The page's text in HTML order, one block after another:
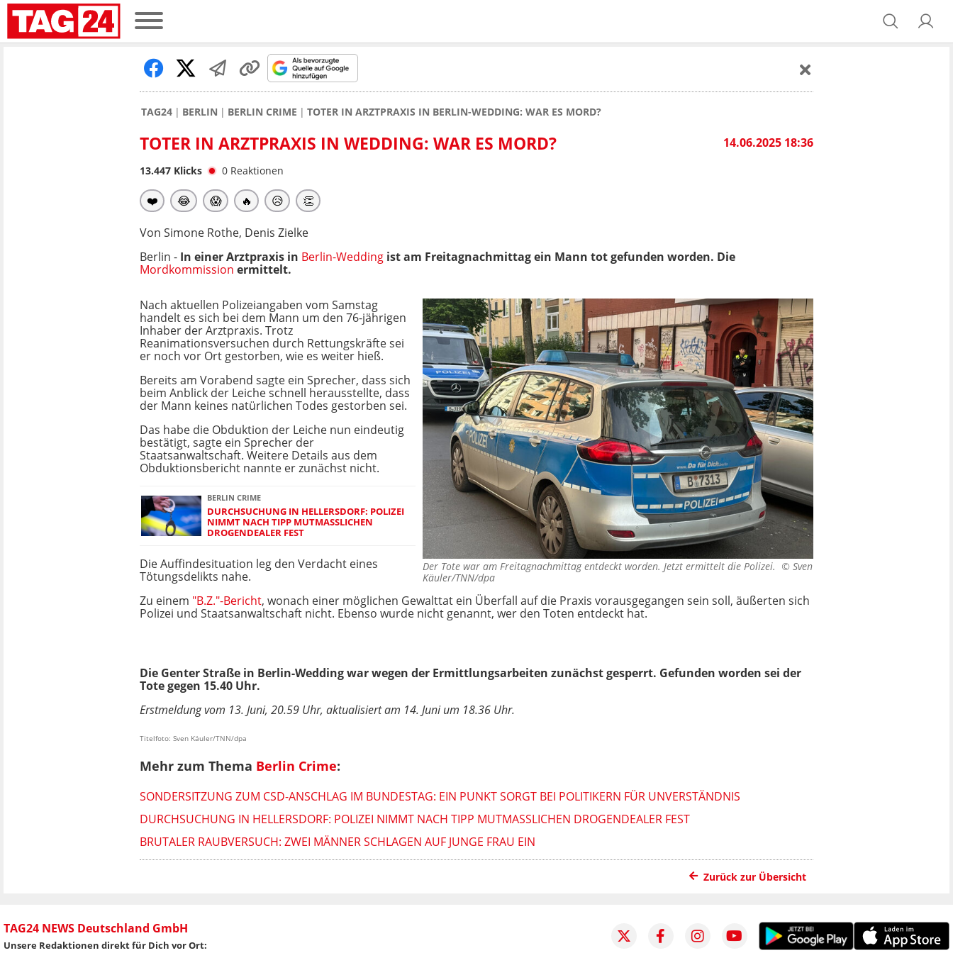
TAG24 BERLIN BERLIN CRIME TOTER IN ARZTPRAXIS IN BERLIN-WEDDING: WAR ES MORD?
14.06.2025 18:36
TOTER IN ARZTPRAXIS IN WEDDING: WAR ES MORD?
13.447 Klicks 0 Reaktionen
❤️ 😂 😱 🔥 😥 👏
Von Simone Rothe, Denis Zielke
Berlin - In einer Arztpraxis in Berlin-Wedding ist am Freitagnachmittag ein Mann tot gefunden worden. Die
Mordkommission ermittelt.
Der Tote war am Freitagnachmittag entdeckt worden. Jetzt ermittelt die Polizei. © Sven
Käuler/TNN/dpa
Nach aktuellen Polizeiangaben vom Samstag
handelt es sich bei dem Mann um den 76-jährigen
Inhaber der Arztpraxis. Trotz
Reanimationsversuchen durch Rettungskräfte sei
er noch vor Ort gestorben, wie es weiter hieß.
Bereits am Vorabend sagte ein Sprecher, dass sich
beim Anblick der Leiche schnell herausstellte, dass
der Mann keines natürlichen Todes gestorben sei.
Das habe die Obduktion der Leiche nun eindeutig
bestätigt, sagte ein Sprecher der
Staatsanwaltschaft. Weitere Details aus dem
Obduktionsbericht nannte er zunächst nicht.
BERLIN CRIME
DURCHSUCHUNG IN HELLERSDORF: POLIZEI
NIMMT NACH TIPP MUTMASSLICHEN D
ROGENDEALER FEST
Die Auffindesituation leg den Verdacht eines
Tötungsdelikts nahe.
Zu einem "B.Z."-Bericht, wonach einer möglichen Gewalttat ein Überfall auf die Praxis vorausgegangen sein soll, äußerten sich
Polizei und Staatsanwaltschaft nicht. Ebenso wurde nicht genannt, wer den Toten entdeckt hat.
Die Genter Straße in Berlin-Wedding war wegen der Ermittlungsarbeiten zunächst gesperrt. Gefunden worden sei der
Tote gegen 15.40 Uhr.
Erstmeldung vom 13. Juni, 20.59 Uhr, aktualisiert am 14. Juni um 18.36 Uhr.
Titelfoto: Sven Käuler/TNN/dpa
Mehr zum Thema Berlin Crime:
SONDERSITZUNG ZUM CSD-ANSCHLAG IM BUNDESTAG: EIN PUNKT SORGT BEI POLITIKERN FÜR UNVERSTÄNDNIS
DURCHSUCHUNG IN HELLERSDORF: POLIZEI NIMMT NACH TIPP MUTMASSLICHEN DROGENDEALER FEST
BRUTALER RAUBVERSUCH: ZWEI MÄNNER SCHLAGEN AUF JUNGE FRAU EIN
Zurück zur Übersicht
TAG24 NEWS Deutschland GmbH
Unsere Redaktionen direkt für Dich vor Ort: